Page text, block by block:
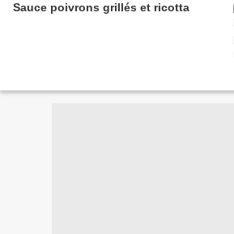
Sauce poivrons grillés et ricotta